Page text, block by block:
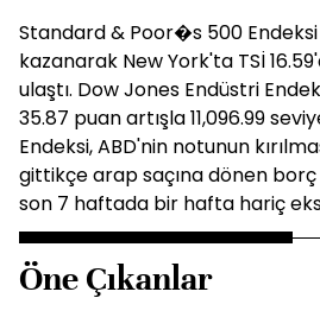
Standard & Poor�s 500
kazanarak New York'ta TSİ
ulaştı. Dow Jones Endüstri
35.87 puan artışla 11,096.99
Endeksi, ABD'nin notunun
gittikçe arap saçına dönen
son 7 haftada bir hafta hariç
Öne Çıkanlar